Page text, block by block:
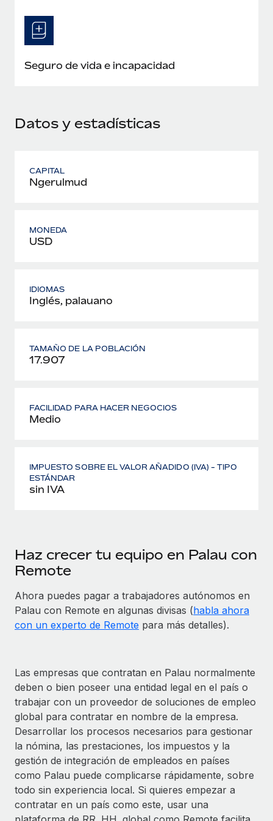
Seguro de vida e incapacidad
Datos y estadísticas
CAPITAL
Ngerulmud
MONEDA
USD
IDIOMAS
Inglés, palauano
TAMAÑO DE LA POBLACIÓN
17.907
FACILIDAD PARA HACER NEGOCIOS
Medio
IMPUESTO SOBRE EL VALOR AÑADIDO (IVA) - TIPO
ESTÁNDAR
sin IVA
Haz crecer tu equipo en Palau con
Remote
Ahora puedes pagar a trabajadores autónomos en
Palau con Remote en algunas divisas (habla ahora
con un experto de Remote para más detalles).
Las empresas que contratan en Palau normalmente
deben o bien poseer una entidad legal en el país o
trabajar con un proveedor de soluciones de empleo
global para contratar en nombre de la empresa.
Desarrollar los procesos necesarios para gestionar
la nómina, las prestaciones, los impuestos y la
gestión de integración de empleados en países
como Palau puede complicarse rápidamente, sobre
todo sin experiencia local. Si quieres empezar a
contratar en un país como este, usar una